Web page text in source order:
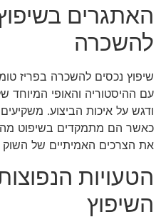
האתגרים
להשכרה
שיפוץ נכסים להשכרה בפריז
עם ההיסטוריה והאופי
ודגש על איכות הביצוע.
כאשר הם מתמקדים בשיפוט
את הצרכים האמיתיים של השוק
הטעויות
השיפוץ